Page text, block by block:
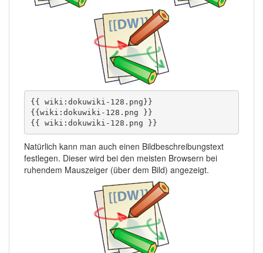
{{ wiki:dokuwiki-128.png}}
{{wiki:dokuwiki-128.png }}
{{ wiki:dokuwiki-128.png }}
Natürlich kann man auch einen Bildbeschreibungstext
festlegen. Dieser wird bei den meisten Browsern bei
ruhendem Mauszeiger (über dem Bild) angezeigt.